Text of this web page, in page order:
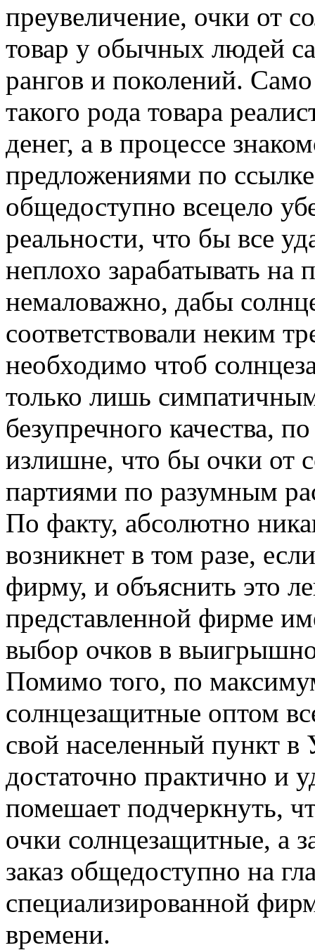
преувеличение, очки от
товар у обычных людей
рангов и поколений.
такого рода товара
денег, а в процессе
предложениями по
общедоступно всецело
реальности, что бы все
неплохо зарабатывать на
немаловажно, дабы
соответствовали неким
необходимо чтоб
только лишь
безупречного качества,
излишне, что бы очки от
партиями по разумным
По факту, абсолютно
возникнет в том разе,
фирму, и объяснить это
представленной фирме
выбор очков в
Помимо того, по
солнцезащитные оптом
свой населенный пункт в
достаточно практично и
помешает подчеркнуть,
очки солнцезащитные, а
заказ общедоступно на
специализированной
времени.